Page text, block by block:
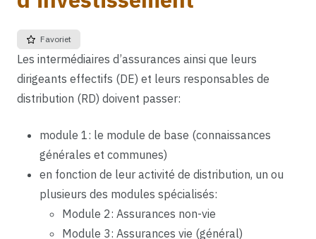
Favoriet
Les intermédiaires d’assurances ainsi que leurs
dirigeants effectifs (DE) et leurs responsables de
distribution (RD) doivent passer:
module 1: le module de base (connaissances
générales et communes)
en fonction de leur activité de distribution, un ou
plusieurs des modules spécialisés:
Module 2: Assurances non-vie
Module 3: Assurances vie (général)